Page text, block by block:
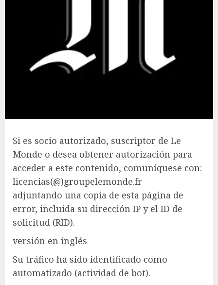
Si es socio autorizado, suscriptor de Le
Monde o desea obtener autorización para
acceder a este contenido, comuníquese con:
licencias(@)groupelemonde.fr
adjuntando una copia de esta página de
error, incluida su dirección IP y el ID de
solicitud (RID).
versión en inglés
Su tráfico ha sido identificado como
automatizado (actividad de bot).